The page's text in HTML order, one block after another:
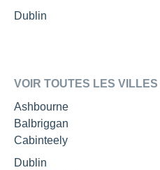
Dublin
VOIR TOUTES LES VILLES
Ashbourne
Balbriggan
Cabinteely
Dublin